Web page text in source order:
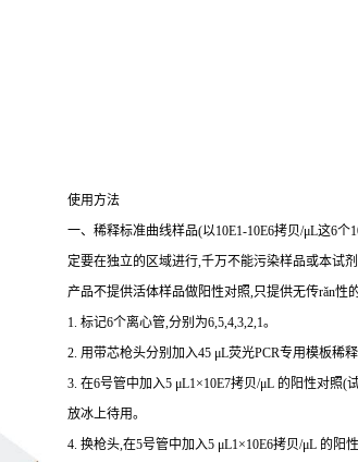
使用方法
一、稀释标准曲线样品(以10E1-10E6拷贝/μL这6
定要在独立的区域进行,千万不能污染样品或本试
产品不提供活体样品做阳性对照,只提供无传rǎn性
1. 标记6个离心管,分别为6,5,4,3,2,1。
2. 用带芯枪头分别加入45 μL荧光PCR专用模板稀
3. 在6号管中加入5 μL1×10E7拷贝/μL 的阳性对照(
放冰上待用。
4. 换枪头,在5号管中加入5 μL1×10E6拷贝/μL 的阳